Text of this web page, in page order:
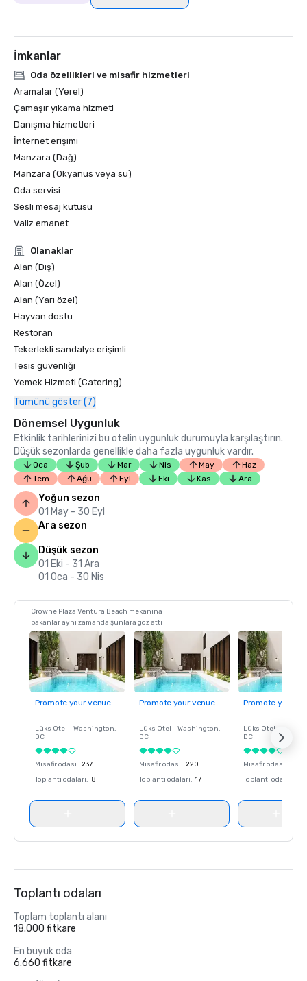
İmkanlar
Oda özellikleri ve misafir hizmetleri
Aramalar (Yerel)
Çamaşır yıkama hizmeti
Danışma hizmetleri
İnternet erişimi
Manzara (Dağ)
Manzara (Okyanus veya su)
Oda servisi
Sesli mesaj kutusu
Valiz emanet
Olanaklar
Alan (Dış)
Alan (Özel)
Alan (Yarı özel)
Hayvan dostu
Restoran
Tekerlekli sandalye erişimli
Tesis güvenliği
Yemek Hizmeti (Catering)
Tümünü göster (7)
Dönemsel Uygunluk
Etkinlik tarihlerinizi bu otelin uygunluk durumuyla karşılaştırın.
Düşük sezonlarda genellikle daha fazla uygunluk vardır.
Oca Şub Mar Nis May
Haz
Tem
Ağu Eyl Eki Kas Ara
Yoğun sezon
01 May - 30 Eyl
Ara sezon
Düşük sezon
01 Eki - 31 Ara
01 Oca - 30 Nis
Crowne Plaza Ventura Beach mekanına
bakanlar aynı zamanda şunlara göz attı
Promote your venue
Lüks Otel - Washington,
DC
Misafir odası: 237
Toplantı odaları: 8
Promote your venue
Lüks Otel - Washington,
DC
Misafir odası: 220
Toplantı odaları: 17
Promote your
Lüks Otel -
DC
Misafir odası
Toplantı odaları
Toplantı odaları
Toplam toplantı alanı
18.000 fitkare
En büyük oda
6.660 fitkare